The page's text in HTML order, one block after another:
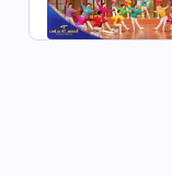
8:09